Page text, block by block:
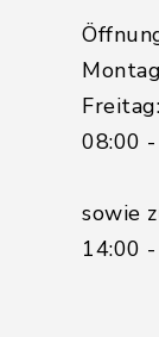
Freitag:
08:00
sowie
14:00